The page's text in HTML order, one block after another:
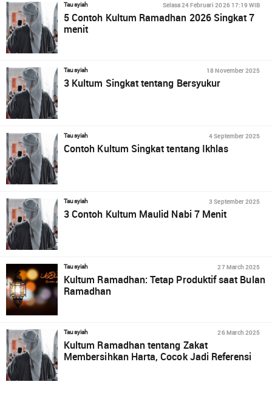
Tausyiah Selasa 24 Februari 2026 17:19 WIB
5 Contoh Kultum Ramadhan 2026 Singkat 7
menit
Tausyiah 18 November 2025
3 Kultum Singkat tentang Bersyukur
Tausyiah 4 September 2025
Contoh Kultum Singkat tentang Ikhlas
Tausyiah 3 September 2025
3 Contoh Kultum Maulid Nabi 7 Menit
Tausyiah 27 March 2025
Kultum Ramadhan: Tetap Produktif saat Bulan
Ramadhan
Tausyiah 26 March 2025
Kultum Ramadhan tentang Zakat
Membersihkan Harta, Cocok Jadi Referensi